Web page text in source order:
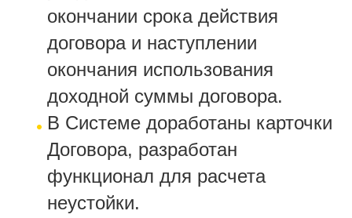
окончании срока действия
договора и наступлении
окончания использования
доходной суммы договора.
В Системе доработаны карточки
Договора, разработан
функционал для расчета
неустойки.